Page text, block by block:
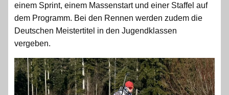
einem Sprint, einem Massenstart und einer Staffel auf
dem Programm. Bei den Rennen werden zudem die
Deutschen Meistertitel in den Jugendklassen
vergeben.